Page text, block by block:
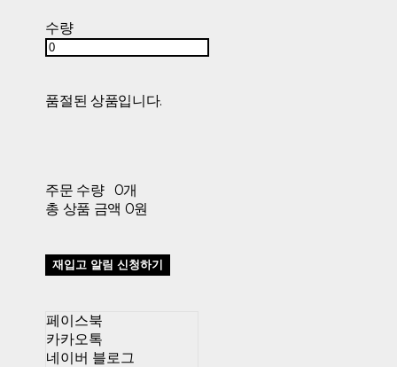
수량
품절된 상품입니다.
주문 수량
0개
총 상품 금액 0원
재입고 알림 신청하기
페이스북
카카오톡
네이버 블로그